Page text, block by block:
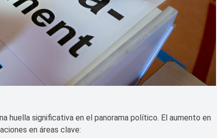
huella significativa en el panorama político. El aumento en
en áreas clave: